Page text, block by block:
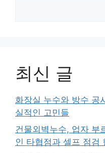
최신 글
화장실 누수와 방수 공
실적인 고민들
건물외벽누수, 업자 부
인 타협점과 셀프 점검